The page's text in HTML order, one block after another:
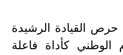
حرص القيادة الرشيدة
الوطني كأداة فاعلة